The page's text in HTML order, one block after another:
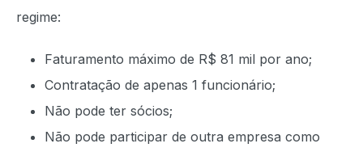
regime:
Faturamento máximo de R$ 81 mil por ano;
Contratação de apenas 1 funcionário;
Não pode ter sócios;
Não pode participar de outra empresa como